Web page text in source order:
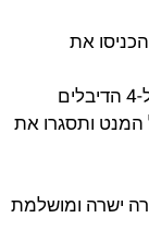
את
המנט ותסגרו את
ישרה ומושלמת